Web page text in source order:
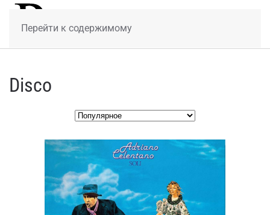
Перейти к содержимому
Disco